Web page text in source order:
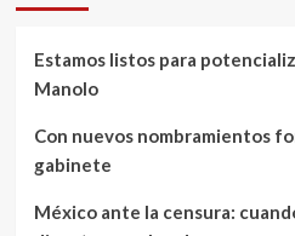
Estamos listos para
Manolo
Con nuevos nombramientos
gabinete
México ante la censura: